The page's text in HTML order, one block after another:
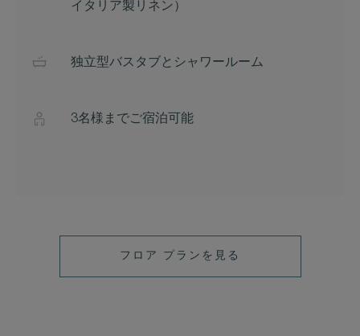
イタリア製リネン）
独立型バスタブとシャワールーム
3名様までご宿泊可能
フロア プランを見る